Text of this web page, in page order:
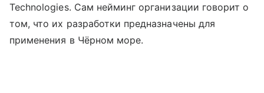
Technologies. Сам нейминг организации говорит о
том, что их разработки предназначены для
применения в Чёрном море.